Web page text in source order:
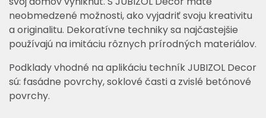
neobmedzené možnosti, ako vyjadriť svoju kreativitu
a originalitu. Dekoratívne techniky sa najčastejšie
používajú na imitáciu rôznych prírodných materiálov.
Podklady vhodné na aplikáciu techník JUBIZOL Decor
sú: fasádne povrchy, soklové časti a zvislé betónové
povrchy.